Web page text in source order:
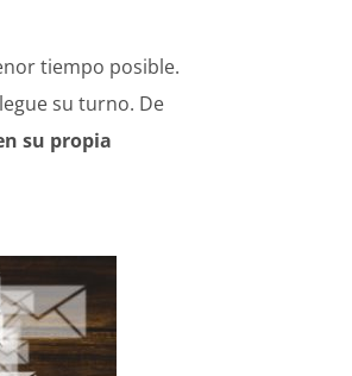
tiempo posible.
su turno. De
su propia